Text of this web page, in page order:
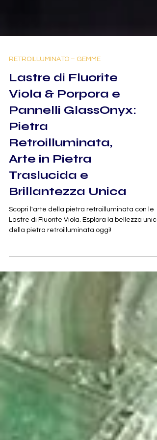
RETROILLUMINATO – GEMME
Lastre di Fluorite
Viola & Porpora e
Pannelli GlassOnyx:
Pietra
Retroilluminata,
Arte in Pietra
Traslucida e
Brillantezza Unica
Scopri l'arte della pietra retroilluminata con le
Lastre di Fluorite Viola. Esplora la bellezza unica
della pietra retroilluminata oggi!